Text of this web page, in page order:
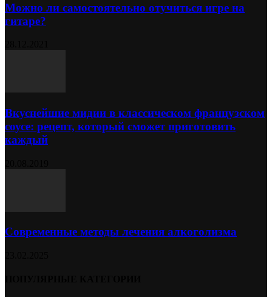
Можно ли самостоятельно отучиться игре на
гитаре?
Вкуснейшие мидии в классическом французском
соусе: рецепт, который сможет приготовить
каждый
Современные методы лечения алкоголизма